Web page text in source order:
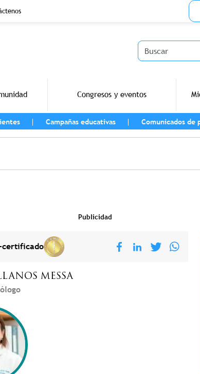
Buscar
Congresos y eventos
Campañas educativas Comunicados de
Publicidad
certificado
MESSA